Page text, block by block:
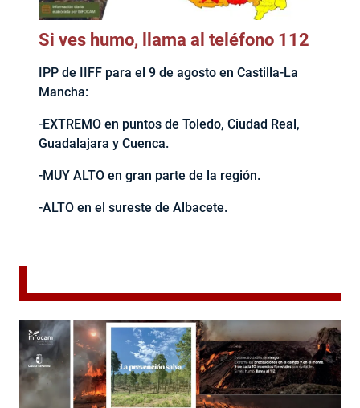
Si ves humo, llama al teléfono 112
IPP de IIFF para el 9 de agosto en Castilla-La
Mancha:
-EXTREMO en puntos de Toledo, Ciudad Real,
Guadalajara y Cuenca.
-MUY ALTO en gran parte de la región.
-ALTO en el sureste de Albacete.